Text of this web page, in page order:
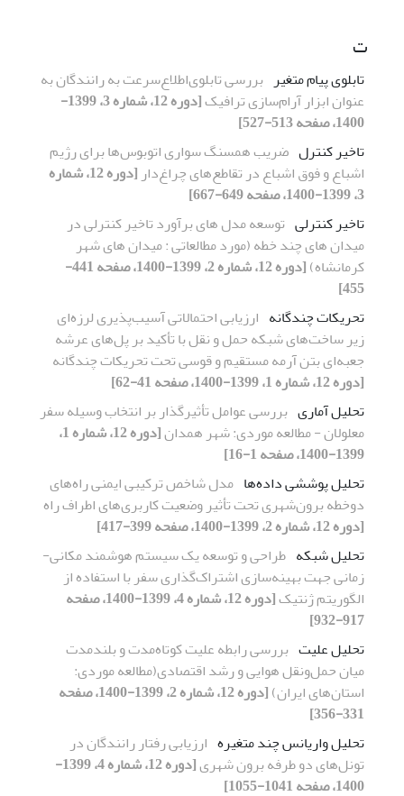
ت
تابلوی پیام متغیر بررسی تابلوی‌اطلاع‌‌سرعت به رانندگان به
عنوان ابزار آرام‌سازی ترافیک
[دوره 12، شماره 3، 1399-
1400، صفحه 513-527]
تاخیر کنترل ضریب همسنگ سواری اتوبوس‌ها برای رژیم
اشباع و فوق اشباع در تقاطع‌های چراغ‌دار
[دوره 12، شماره
3، 1399-1400، صفحه 649-667]
تاخیر کنترلی توسعه مدل های برآورد تاخیر کنترلی در
میدان های چند خطه (مورد مطالعاتی : میدان های شهر
کرمانشاه)
[دوره 12، شماره 2، 1399-1400، صفحه 441-
455]
تحریکات چندگانه ارزیابی احتمالاتی آسیب‌پذیری لرزه‌ای
زیر ساخت‌های شبکه حمل و نقل با تأکید بر پل‌های عرشه
جعبه‌ای بتن آرمه مستقیم و قوسی تحت تحریکات چندگانه
[دوره 12، شماره 1، 1399-1400، صفحه 41-62]
تحلیل آماری بررسی عوامل تأثیرگذار بر انتخاب وسیله سفر
معلولان - مطالعه موردی: شهر همدان
[دوره 12، شماره 1،
1399-1400، صفحه 1-16]
تحلیل پوششی داده‌ها مدل شاخص ترکیبی ایمنی راه‌های
دوخطه برون‌شهری تحت تأثیر وضعیت کاربری‌های اطراف راه
[دوره 12، شماره 2، 1399-1400، صفحه 399-417]
تحلیل شبکه طراحی و توسعه یک سیستم هوشمند مکانی-
زمانی جهت بهینه‌سازی اشتراک‌گذاری سفر با استفاده از
الگوریتم ژنتیک
[دوره 12، شماره 4، 1399-1400، صفحه
917-932]
تحلیل علیت بررسی رابطه علیت کوتاه‌مدت و بلندمدت
میان حمل‌ونقل هوایی و رشد اقتصادی(مطالعه موردی:
استان‌های ایران)
[دوره 12، شماره 2، 1399-1400، صفحه
331-356]
تحلیل واریانس چند متغیره ارزیابی رفتار رانندگان در
تونل‌های دو طرفه برون شهری
[دوره 12، شماره 4، 1399-
1400، صفحه 1041-1055]